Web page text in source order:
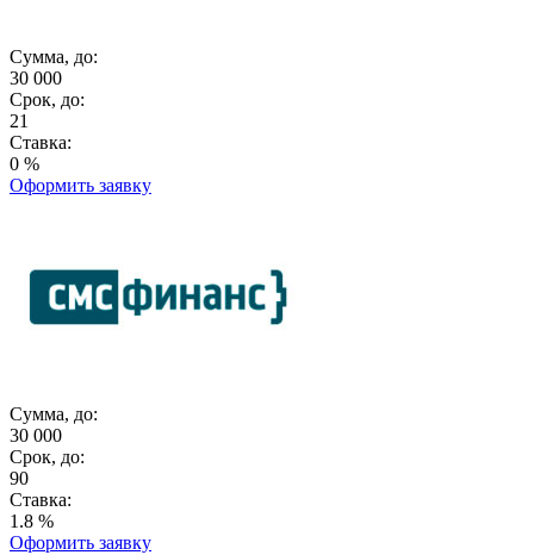
Сумма, до:
30 000
Срок, до:
21
Ставка:
0 %
Оформить заявку
Сумма, до:
30 000
Срок, до:
90
Ставка:
1.8 %
Оформить заявку